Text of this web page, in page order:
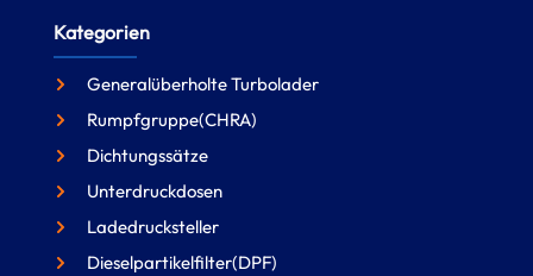
Kategorien
Generalüberholte Turbolader
Rumpfgruppe(CHRA)
Dichtungssätze
Unterdruckdosen
Ladedrucksteller
Dieselpartikelfilter(DPF)